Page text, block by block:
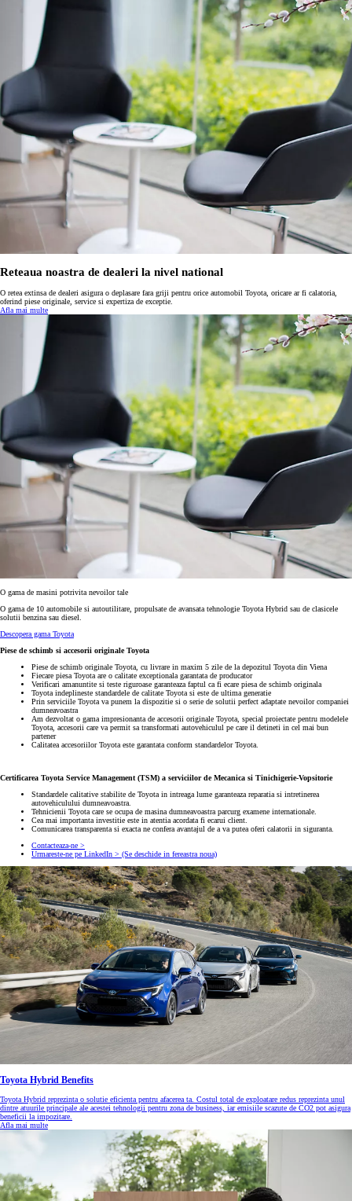
Reteaua noastra de dealeri la nivel national
O retea extinsa de dealeri asigura o deplasare fara griji pentru orice automobil Toyota, oricare ar fi calatoria,
oferind piese originale, service si expertiza de exceptie.
Afla mai multe
O gama de masini potrivita nevoilor tale
O gama de 10 automobile si autoutilitare, propulsate de avansata tehnologie Toyota Hybrid sau de clasicele
solutii benzina sau diesel.
Descopera gama Toyota
Piese de schimb si accesorii originale Toyota
Piese de schimb originale Toyota, cu livrare in maxim 5 zile de la depozitul Toyota din Viena
Fiecare piesa Toyota are o calitate exceptionala garantata de producator
Verificari amanuntite si teste riguroase garanteaza faptul ca fi ecare piesa de schimb originala
Toyota indeplineste standardele de calitate Toyota si este de ultima generatie
Prin serviciile Toyota va punem la dispozitie si o serie de solutii perfect adaptate nevoilor companiei
dumneavoastra
Am dezvoltat o gama impresionanta de accesorii originale Toyota, special proiectate pentru modelele
Toyota, accesorii care va permit sa transformati autovehiculul pe care il detineti in cel mai bun
partener
Calitatea accesoriilor Toyota este garantata conform standardelor Toyota.
Certificarea Toyota Service Management (TSM) a serviciilor de Mecanica si Tinichigerie-Vopsitorie
Standardele calitative stabilite de Toyota in intreaga lume garanteaza reparatia si intretinerea
autovehiculului dumneavoastra.
Tehnicienii Toyota care se ocupa de masina dumneavoastra parcurg examene internationale.
Cea mai importanta investitie este in atentia acordata fi ecarui client.
Comunicarea transparenta si exacta ne confera avantajul de a va putea oferi calatorii in siguranta.
Contacteaza-ne >
Urmareste-ne pe LinkedIn > (Se deschide in fereastra noua)
Toyota Hybrid Benefits
Toyota Hybrid reprezinta o solutie eficienta pentru afacerea ta. Costul total de exploatare redus reprezinta unul
dintre atuurile principale ale acestei tehnologii pentru zona de business, iar emisiile scazute de CO2 pot asigura
beneficii la impozitare.
Afla mai multe